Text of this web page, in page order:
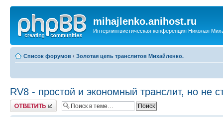
mihajlenko.anihost.ru
Интерлингвистическая конференция Николая
Список форумов ‹ Золотая цепь транслитов Михайленко.
RV8 - простой и экономный транслит, но не
Ответить